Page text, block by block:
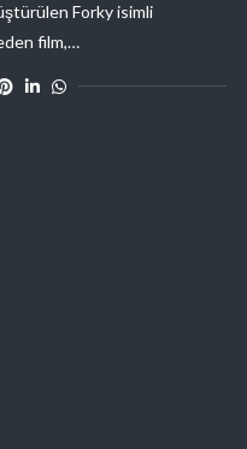
Forky isimli
film,…